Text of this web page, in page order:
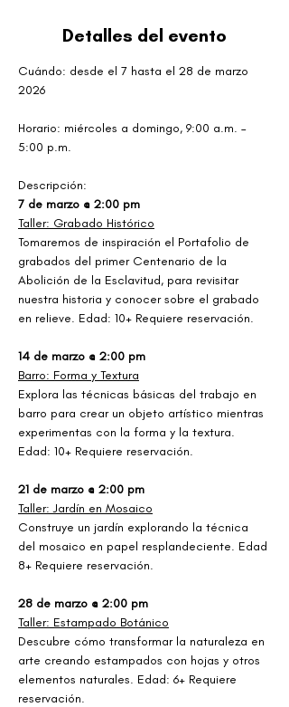
Detalles del evento
Cuándo: desde el 7 hasta el 28 de marzo
2026
Horario: miércoles a domingo, 9:00 a.m. –
5:00 p.m.
Descripción:
7 de marzo @ 2:00 pm
Taller: Grabado Histórico
Tomaremos de inspiración el Portafolio de
grabados del primer Centenario de la
Abolición de la Esclavitud, para revisitar
nuestra historia y conocer sobre el grabado
en relieve. Edad: 10+ Requiere reservación.
14 de marzo @ 2:00 pm
Barro: Forma y Textura
Explora las técnicas básicas del trabajo en
barro para crear un objeto artístico mientras
experimentas con la forma y la textura.
Edad: 10+ Requiere reservación.
21 de marzo @ 2:00 pm
Taller: Jardín en Mosaico
Construye un jardín explorando la técnica
del mosaico en papel resplandeciente. Edad
8+ Requiere reservación.
28 de marzo @ 2:00 pm
Taller: Estampado Botánico
Descubre cómo transformar la naturaleza en
arte creando estampados con hojas y otros
elementos naturales. Edad: 6+ Requiere
reservación.